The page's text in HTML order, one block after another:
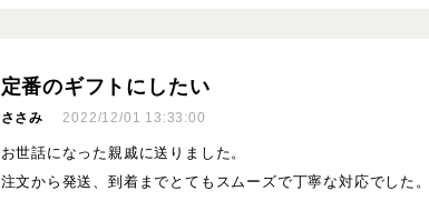
定番のギフトにしたい
ささみ 2022/12/01 13:33:00
お世話になった親戚に送りました。
注文から発送、到着までとてもスムーズで丁寧な対応でした。